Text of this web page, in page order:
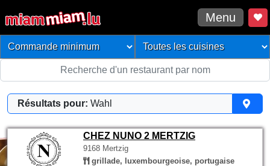
Menu
Résultats pour: Wahl
CHEZ NUNO 2 MERTZIG
9168 Mertzig
grillade, luxembourgeoise, portugaise